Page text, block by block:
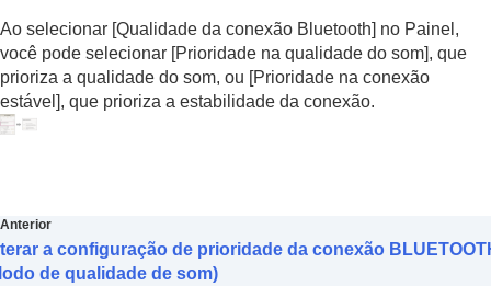
Otimização das funções de cancelamento de
ruído de acordo com as condições de uso e a
pressão atmosférica (Otimizador cancelam.
de ruído)
Configurar o seu equalizador preferido
(Encontre seu Equalizador
Ao selecionar [Qualidade da conexão Bluetooth] no Painel,
você pode selecionar [Prioridade na qualidade do som], que
prioriza a qualidade do som, ou [Prioridade na conexão
estável ], que prioriza a estabilidade da conexão.
Anterior
a configuração de prioridade da conexão
de qualidade de som)